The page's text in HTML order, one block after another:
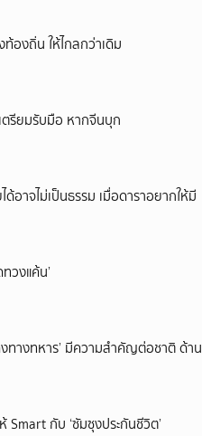
องถิ่น ให้ไกลกว่าเดิม
เตรียมรับมือ หากจีนบุก
ด้อาจไม่เป็นธรรม เมื่อดาราอยากให้มี
วงแค้น’
ทางทหาร’ มีความสำคัญต่อชาติ ด้าน
Smart กับ ‘ซัมซุงประกันชีวิต’